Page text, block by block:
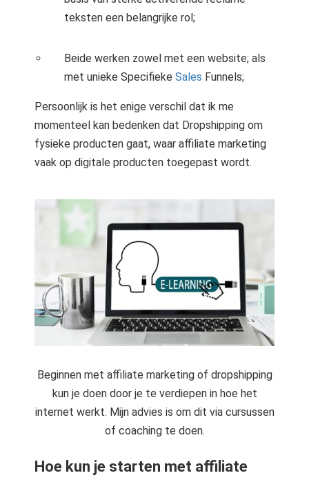
teksten een belangrijke rol;
Beide werken zowel met een website; als
met unieke SpecifiekeSales Funnels;
Persoonlijk is het enige verschil dat ik me
momenteel kan bedenken dat Dropshipping om
fysieke producten gaat, waar affiliate marketing
vaak op digitale producten toegepast wordt.
Beginnen met affiliate marketing of dropshipping
kun je doen door je te verdiepen in hoe het
internet werkt. Mijn advies is om dit via cursussen
of coaching te doen.
Hoe kun je starten met affiliate